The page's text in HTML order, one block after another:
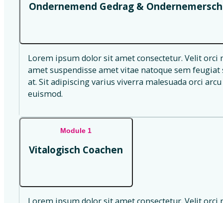
Ondernemend Gedrag &
Lorem ipsum dolor sit amet consectetur. Velit
amet suspendisse amet vitae natoque sem
at. Sit adipiscing varius viverra malesuada orci
euismod.
Module 1
Vitalogisch Coachen